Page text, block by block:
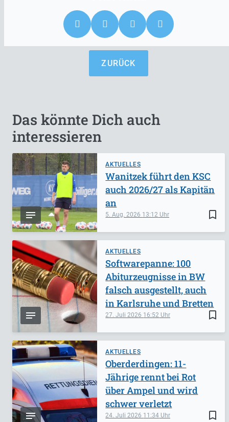
ZURÜCK
Das könnte Dich auch
interessieren
AKTUELLES
bookmark_border
5. Aug. 2026 13:12
Wanitzek führt den KSC
auch 2026/27 als Kapitän
an
AKTUELLES
bookmark_border
27. Juli 2026 16:52
Softwarepanne: 100
Abiturzeugnisse in BW
falsch ausgestellt, auch
in Karlsruhe und Bretten
AKTUELLES
bookmark_border
24. Juli 2026 11:34
Oberderdingen: 11-
Jährige rennt bei Rot
über Ampel und wird
schwer verletzt